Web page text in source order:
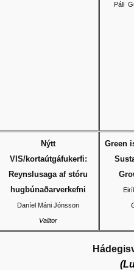
Páll
Nýtt
VIS/kortaútgáfukerfi:
Reynslusaga af stóru
hugbúnaðarverkefni
Daníel Máni Jónsson
Valitor
Green